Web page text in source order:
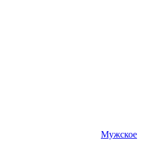
Мужское